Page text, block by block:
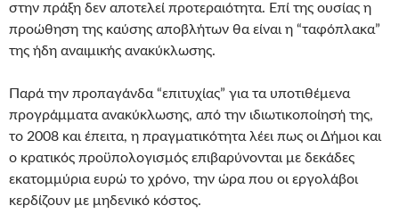
στην πράξη δεν αποτελεί προτεραιότητα. Επί της ουσίας η
προώθηση της καύσης αποβλήτων θα είναι η “ταφόπλακα”
της ήδη αναιμικής ανακύκλωσης.
Παρά την προπαγάνδα “επιτυχίας” για τα υποτιθέμενα
προγράμματα ανακύκλωσης, από την ιδιωτικοποίησή της,
το 2008 και έπειτα, η πραγματικότητα λέει πως οι Δήμοι και
ο κρατικός προϋπολογισμός επιβαρύνονται με δεκάδες
εκατομμύρια ευρώ το χρόνο, την ώρα που οι εργολάβοι
κερδίζουν με μηδενικό κόστος.